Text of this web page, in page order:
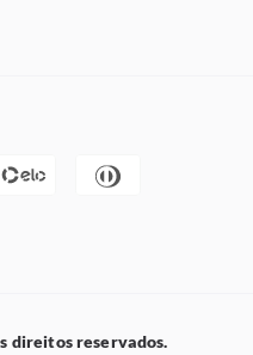
direitos reservados.